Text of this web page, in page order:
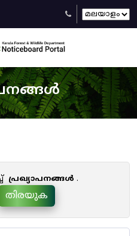
പ്രഖ്യാപനങ്ങൾ .
തിരയുക